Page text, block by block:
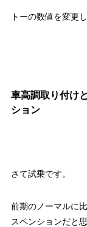
トーの数値を変更
車高調取り付け
ション
さて試乗です。
前期のノーマルに
スペンションだと思